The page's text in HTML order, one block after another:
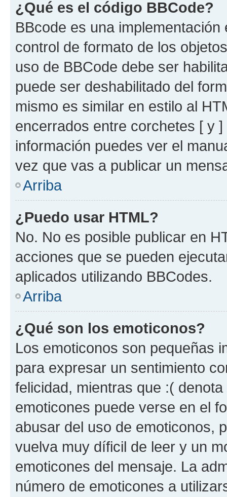
¿Qué es el código BBCode?
BBcode es una
control de formato de los
uso de BBCode debe ser
puede ser deshabilitado del
mismo es similar en estilo al
encerrados entre corchetes [ y
información puedes ver el
vez que vas a publicar un
Arriba
¿Puedo usar HTML?
No. No es posible publicar en
acciones que se pueden
aplicados utilizando BBCodes.
Arriba
¿Qué son los emoticonos?
Los emoticonos son pequeñas
para expresar un sentimiento
felicidad, mientras que :(
emoticones puede verse en el
abusar del uso de emoticonos,
vuelva muy díficil de leer y un
emoticones del mensaje. La
número de emoticones a